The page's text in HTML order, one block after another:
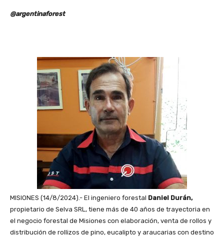
@argentinaforest
MISIONES (14/8/2024).- El ingeniero forestal Daniel Durán,
propietario de Selva SRL, tiene más de 40 años de trayectoria en
el negocio forestal de Misiones con elaboración, venta de rollos y
distribución de rollizos de pino, eucalipto y araucarias con destino